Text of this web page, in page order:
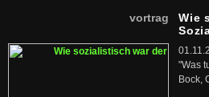
vortrag
Wie
"Was
Bock,